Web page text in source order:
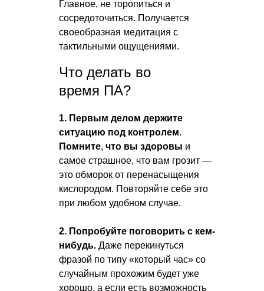
Главное, не торопиться и
сосредоточиться. Получается
своеобразная медитация с
тактильными ощущениями.
Что делать во
время ПА?
1. Первым делом держите
ситуацию под контролем.
Помните, что вы здоровы и
самое страшное, что вам грозит —
это обморок от перенасыщения
кислородом. Повторяйте себе это
при любом удобном случае.
2. Попробуйте поговорить с кем-
нибудь. Даже перекинуться
фразой по типу «который час» со
случайным прохожим будет уже
хорошо, а если есть возможность